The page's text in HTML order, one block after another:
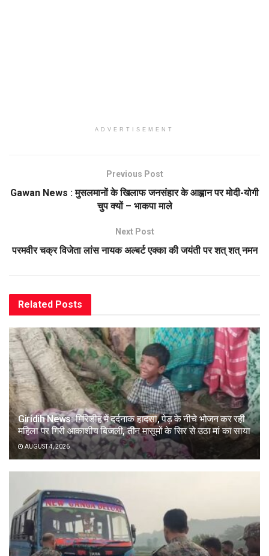
ADVERTISEMENT
Previous Post
Gawan News : मुसलमानों के खिलाफ जनसंहार के आह्वान पर मोदी-योगी
चुप क्यों – भाकपा माले
Next Post
परमवीर चक्र विजेता लांस नायक अल्बर्ट एक्का की जयंती पर शत् शत् नमन
Related Posts
Giridih News: गिरिडीह में दर्दनाक हादसा, पेड़ के नीचे भोजन कर रही
महिला पर गिरी आकाशीय बिजली, तीन मासूमों के सिर से उठा मां का साया
AUGUST 4, 2026